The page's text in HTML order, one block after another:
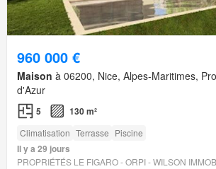
960 000 €
Maison à 06200, Nice, Alpes-Maritimes,
d'Azur
5 130 m²
Climatisation Terrasse Piscine
Il y a 29 jours
PROPRIÉTÉS LE FIGARO - ORPI - WILSON